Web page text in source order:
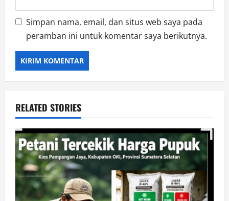
Simpan nama, email, dan situs web saya pada
peramban ini untuk komentar saya berikutnya.
RELATED STORIES